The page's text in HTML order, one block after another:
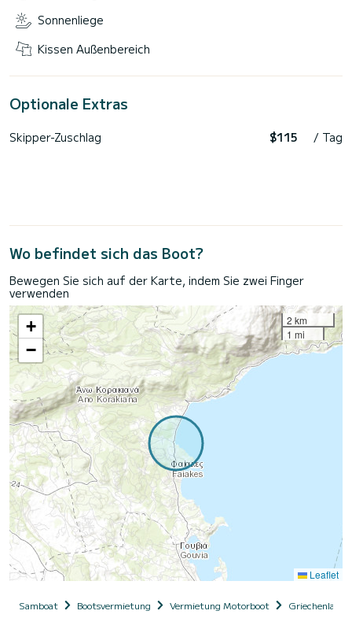
Sonnenliege
Kissen Außenbereich
Optionale Extras
Skipper-Zuschlag $115 / Tag
Wo befindet sich das Boot?
Bewegen Sie sich auf der Karte, indem Sie zwei Finger
verwenden
+
−
2 km
1 mi
Leaflet
Samboat Bootsvermietung Vermietung Motorboot Griechenland